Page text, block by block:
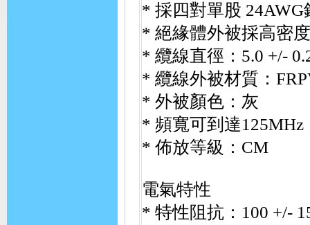
* 採四對單股 24AWG
* 絕緣體外被採高密
* 纜線直徑： 5.0 +/-
* 纜線外被材質：
* 外被顏色：灰
* 頻寬可到達125MHz
* 佈放等級： CM
電氣特性
* 特性阻抗： 100 +/-